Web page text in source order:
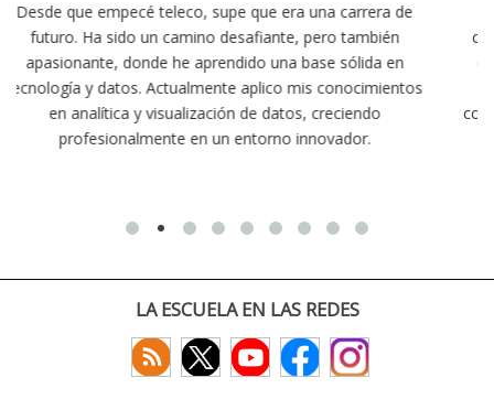
de
en
Estudiar teleco me ha permitido comprender cómo
conectividad afecta nuestra vida diaria. Aunque la
exige esfuerzo, he dedicado parte de mi tiempo a
actividades como el salvamento y socorrismo. Estoy
convencido de que elegir teleco ha sido una de las
decisiones que he tomado.
LA ESCUELA EN LAS REDES